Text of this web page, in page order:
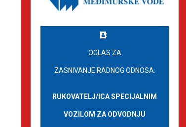
OGLAS ZA
ZASNIVANJE RADNOG ODNOSA:
RUKOVATELJ/ICA SPECIJALNIM
VOZILOM ZA ODVODNJU